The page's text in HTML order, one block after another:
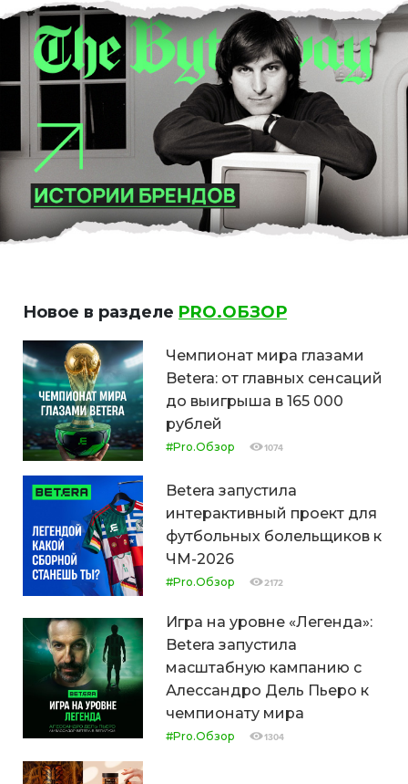
Новое в разделе PRO.ОБЗОР
Чемпионат мира глазами
Betera: от главных сенсаций
до выигрыша в 165 000
рублей
#Pro.Обзор 1074
Betera запустила
интерактивный проект для
футбольных болельщиков к
ЧМ-2026
#Pro.Обзор 2172
Игра на уровне «Легенда»:
Betera запустила
масштабную кампанию с
Алессандро Дель Пьеро к
чемпионату мира
#Pro.Обзор 1304